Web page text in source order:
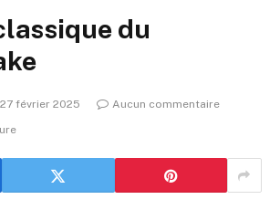
du
27 février 2025
Aucun commentaire